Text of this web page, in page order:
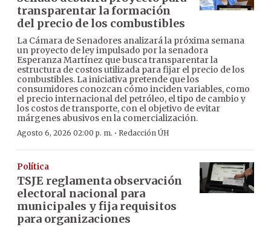
transparentar la formación
del precio de los combustibles
La Cámara de Senadores analizará la próxima semana
un proyecto de ley impulsado por la senadora
Esperanza Martínez que busca transparentar la
estructura de costos utilizada para fijar el precio de los
combustibles. La iniciativa pretende que los
consumidores conozcan cómo inciden variables, como
el precio internacional del petróleo, el tipo de cambio y
los costos de transporte, con el objetivo de evitar
márgenes abusivos en la comercialización.
Agosto 6, 2026 02:00 p. m. · Redacción ÚH
Política
TSJE reglamenta observación
electoral nacional para
municipales y fija requisitos
para organizaciones